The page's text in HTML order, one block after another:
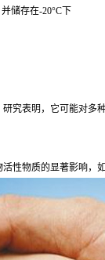
储存在-20°C下
究表明，它可能对多
性物质的显著影响，